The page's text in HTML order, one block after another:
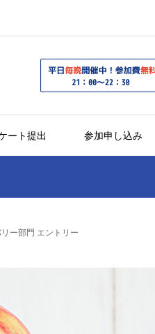
ート提出 参加申し込み
ー部門 エントリー